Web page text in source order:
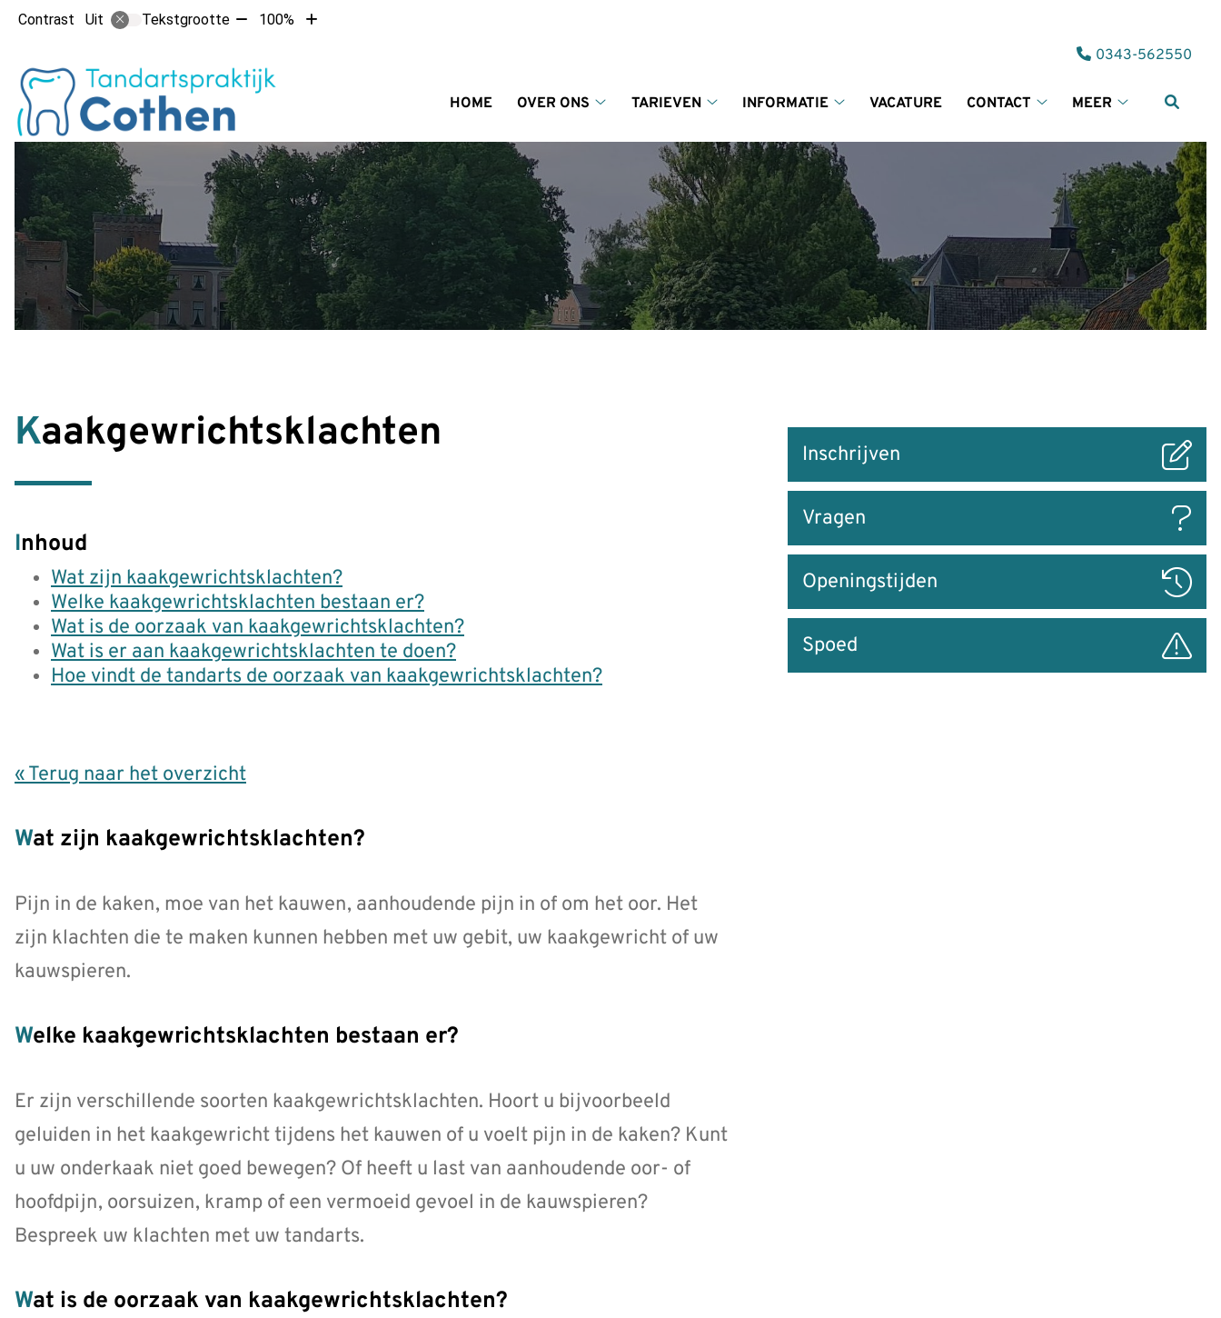
Contrast Uit Tekstgrootte Tekst
10%
100%
Tekst
HOME
OVER ONS
ons
submenu
TARIEVEN
submenu
INFORMATIE
submenu
VACATURE
CONTACT
submenu
MEER
submenu
Tel:
0343-562550
Kaakgewrichtsklachten
Inhoud
Wat zijn kaakgewrichtsklachten?
Welke kaakgewrichtsklachten bestaan er?
Wat is de oorzaak van kaakgewrichtsklachten?
Wat is er aan kaakgewrichtsklachten te doen?
Hoe vindt de tandarts de oorzaak van kaakgewrichtsklachten?
« Terug naar het overzicht
Wat zijn kaakgewrichtsklachten?
Pijn in de kaken, moe van het kauwen, aanhoudende pijn in of om het oor. Het
zijn klachten die te maken kunnen hebben met uw gebit, uw kaakgewricht of uw
kauwspieren.
Welke kaakgewrichtsklachten bestaan er?
Er zijn verschillende soorten kaakgewrichtsklachten. Hoort u bijvoorbeeld
geluiden in het kaakgewricht tijdens het kauwen of u voelt pijn in de kaken? Kunt
u uw onderkaak niet goed bewegen? Of heeft u last van aanhoudende oor- of
hoofdpijn, oorsuizen, kramp of een vermoeid gevoel in de kauwspieren?
Bespreek uw klachten met uw tandarts.
Wat is de oorzaak van kaakgewrichtsklachten?
naar
Inschrijven
Vragen
Openingstijden
Spoed